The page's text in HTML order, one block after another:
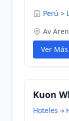
Perú >
Av
Ver Más
Kuon
Hoteles